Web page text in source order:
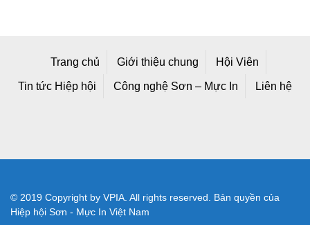
Trang chủ Giới thiệu chung Hội Viên
Tin tức Hiệp hội Công nghệ Sơn – Mực In Liên hệ
© 2019 Copyright by VPIA. All rights reserved. Bản quyền của
Hiệp hội Sơn - Mực In Việt Nam